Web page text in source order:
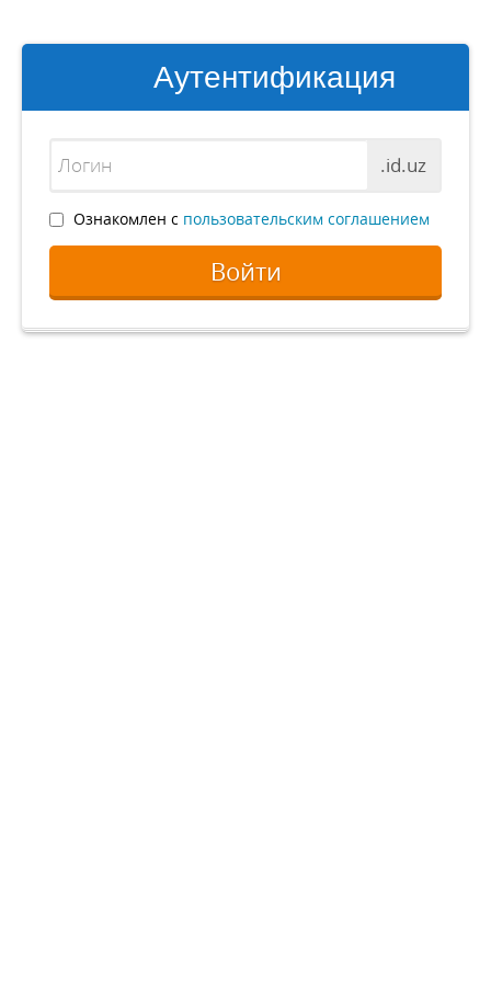
Аутентификация
.id.uz
Ознакомлен с пользовательским соглашением
Войти